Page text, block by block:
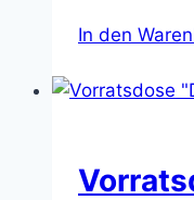
In den